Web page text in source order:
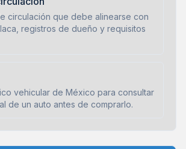
circulación que debe alinearse con
registros de dueño y requisitos
vehicular de México para consultar
de un auto antes de comprarlo.